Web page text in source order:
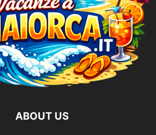
ABOUT US